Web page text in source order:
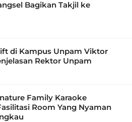
Bagikan Takjil ke
di Kampus Unpam Viktor
Rektor Unpam
Family Karaoke
Room Yang Nyaman